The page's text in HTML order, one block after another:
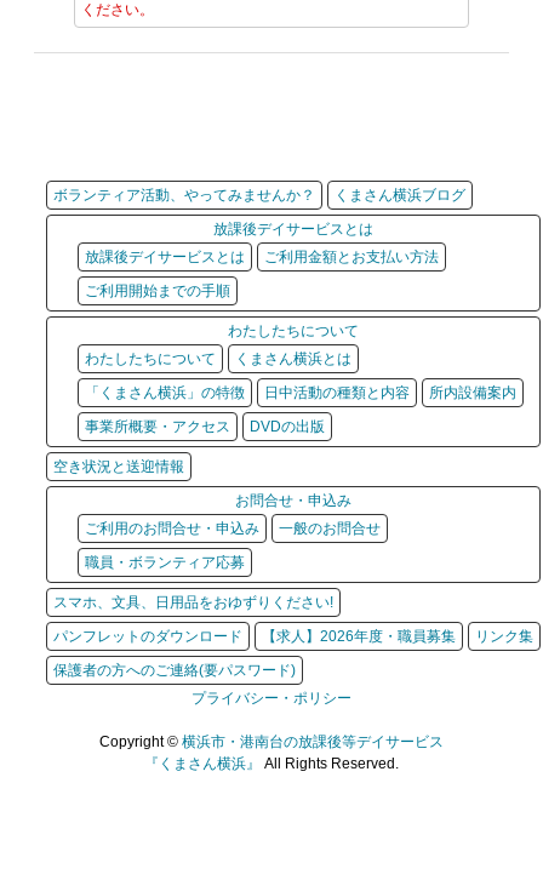
ください。
ボランティア活動、やってみませんか？
くまさん横浜ブログ
放課後デイサービスとは
放課後デイサービスとは
ご利用金額とお支払い方法
ご利用開始までの手順
わたしたちについて
わたしたちについて
くまさん横浜とは
「くまさん横浜」の特徴
日中活動の種類と内容
所内設備案内
事業所概要・アクセス
DVDの出版
空き状況と送迎情報
お問合せ・申込み
ご利用のお問合せ・申込み
一般のお問合せ
職員・ボランティア応募
スマホ、文具、日用品をおゆずりください!
パンフレットのダウンロード
【求人】2026年度・職員募集
リンク集
保護者の方へのご連絡(要パスワード)
プライバシー・ポリシー
Copyright © 横浜市・港南台の放課後等デイサービス
『くまさん横浜』 All Rights Reserved.